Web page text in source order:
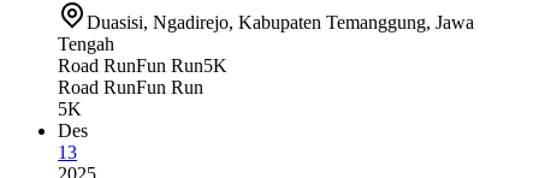
Duasisi, Ngadirejo, Kabupaten Temanggung, Jawa
Tengah
Road RunFun Run5K
Road RunFun Run
5K
Des
13
2025